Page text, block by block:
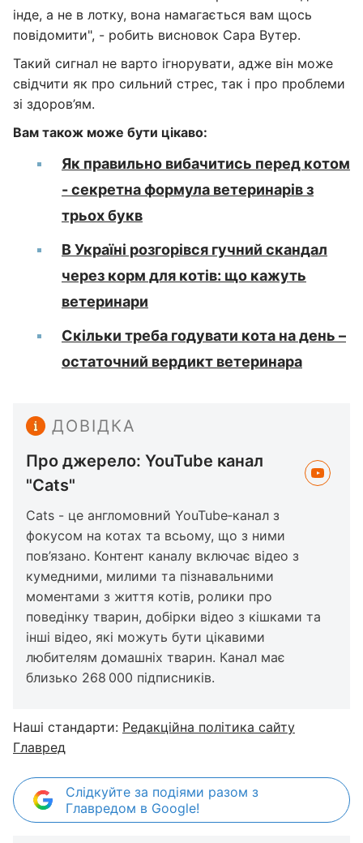
інде, а не в лотку, вона намагається вам щось
повідомити", - робить висновок Сара Вутер.
Такий сигнал не варто ігнорувати, адже він може
свідчити як про сильний стрес, так і про проблеми
зі здоров’ям.
Вам також може бути цікаво:
Як правильно вибачитись перед котом
- секретна формула ветеринарів з
трьох букв
В Україні розгорівся гучний скандал
через корм для котів: що кажуть
ветеринари
Скільки треба годувати кота на день –
остаточний вердикт ветеринара
ДОВІДКА
Про джерело: YouTube канал
"Cats"
Cats - це англомовний YouTube‑канал з
фокусом на котах та всьому, що з ними
пов’язано. Контент каналу включає відео з
кумедними, милими та пізнавальними
моментами з життя котів, ролики про
поведінку тварин, добірки відео з кішками та
інші відео, які можуть бути цікавими
любителям домашніх тварин. Канал має
близько 268 000 підписників.
Наші стандарти: Редакційна політика сайту
Главред
Слідкуйте за подіями разом з
Главредом в Google!